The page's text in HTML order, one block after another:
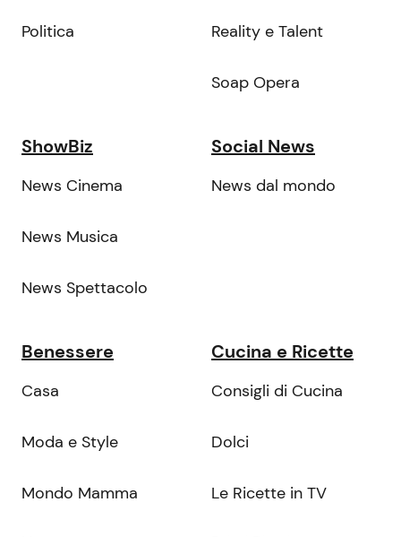
Politica Reality e Talent
Soap Opera
ShowBiz
News Cinema
News Musica
News Spettacolo
Social News
News dal mondo
Benessere
Casa
Moda e Style
Mondo Mamma
Cucina e Ricette
Consigli di Cucina
Dolci
Le Ricette in TV